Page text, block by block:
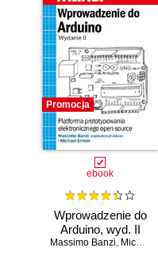
Promocja
ebook
Wprowadzenie do
Arduino, wyd. II
Massimo Banzi, Michael Shiloh